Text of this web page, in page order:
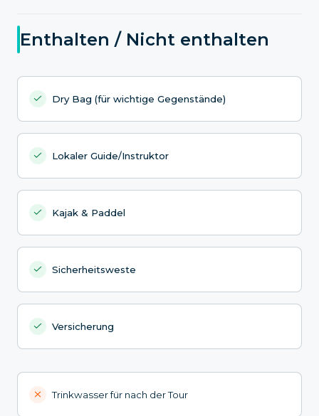
Enthalten / Nicht enthalten
Dry Bag (für wichtige Gegenstände)
Lokaler Guide/Instruktor
Kajak & Paddel
Sicherheitsweste
Versicherung
Trinkwasser für nach der Tour